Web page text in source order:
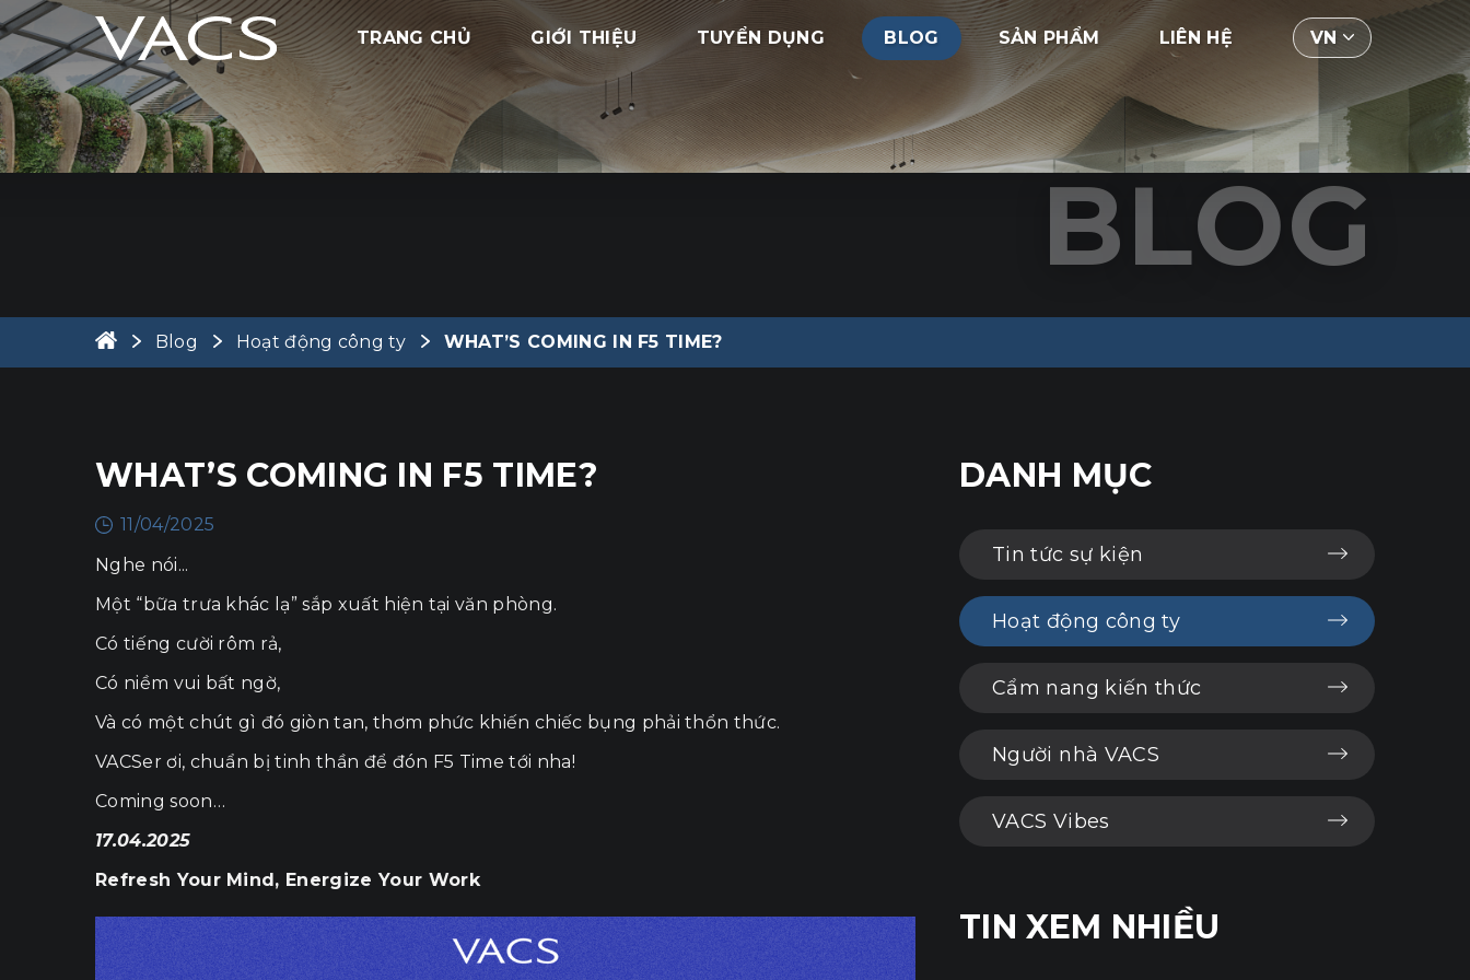
TRANG CHỦ GIỚI THIỆU TUYỂN DỤNG BLOG SẢN PHẨM LIÊN HỆ VN
BLOG
Blog Hoạt động công ty WHAT’S COMING IN F5 TIME?
WHAT’S COMING IN F5 TIME?
11/04/2025
Nghe nói...
Một “bữa trưa khác lạ” sắp xuất hiện tại văn phòng.
Có tiếng cười rôm rả,
Có niềm vui bất ngờ,
Và có một chút gì đó giòn tan, thơm phức khiến chiếc bụng phải thổn thức.
VACSer ơi, chuẩn bị tinh thần để đón F5 Time tới nha!
Coming soon…
17.04.2025
Refresh Your Mind, Energize Your Work
DANH MỤC
Tin tức sự kiện
Hoạt động công ty
Cẩm nang kiến thức
Người nhà VACS
VACS Vibes
TIN XEM NHIỀU